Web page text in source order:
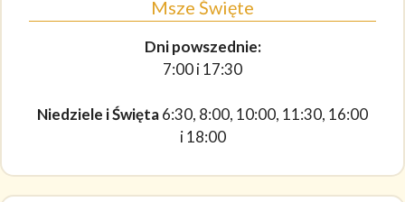
Msze Święte
Dni powszednie:
7:00 i 17:30
Niedziele i Święta6:30, 8:00, 10:00, 11:30, 16:00
i 18:00